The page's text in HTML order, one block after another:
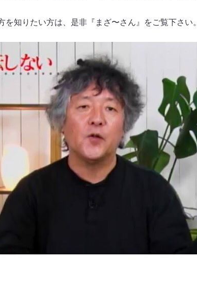
を知りたい方は、是非『まざ〜さん』をご覧下さい。